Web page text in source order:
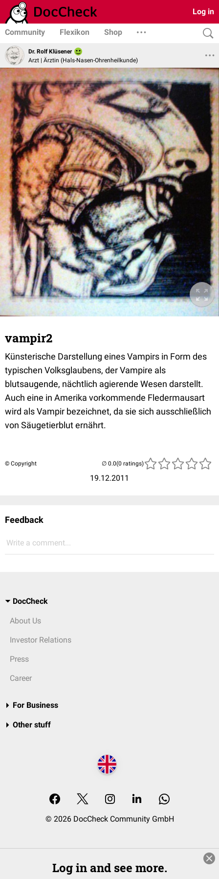
Log in
Community Flexikon Shop
Dr. Rolf Klüsener
Arzt | Ärztin (Hals-Nasen-Ohrenheilkunde)
vampir2
Künsterische Darstellung eines Vampirs in Form des
typischen Volksglaubens, der Vampire als
blutsaugende, nächtlich agierende Wesen darstellt.
Auch eine in Amerika vorkommende Fledermausart
wird als Vampir bezeichnet, da sie sich ausschließlich
von Säugetierblut ernährt.
© Copyright
19.12.2011
(0 ratings)
Feedback
Write a comment...
DocCheck
About Us
Investor Relations
Press
Career
For Business
Other stuff
© 2026 DocCheck Community GmbH
Log in and see more.